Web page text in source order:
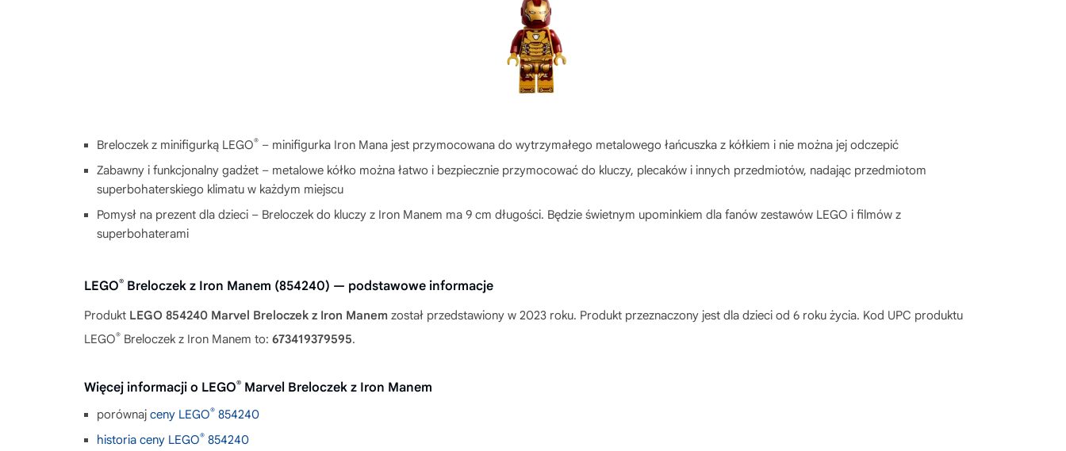
Breloczek z minifigurką LEGO® – minifigurka Iron Mana jest przymocowana do wytrzymałego metalowego łańcuszka z kółkiem i nie można jej odczepić
Zabawny i funkcjonalny gadżet – metalowe kółko można łatwo i bezpiecznie przymocować do kluczy, plecaków i innych przedmiotów, nadając przedmiotom
superbohaterskiego klimatu w każdym miejscu
Pomysł na prezent dla dzieci – Breloczek do kluczy z Iron Manem ma 9 cm długości. Będzie świetnym upominkiem dla fanów zestawów LEGO i filmów z
superbohaterami
LEGO® Breloczek z Iron Manem (854240) — podstawowe informacje
Produkt LEGO 854240 Marvel Breloczek z Iron Manem został przedstawiony w 2023 roku. Produkt przeznaczony jest dla dzieci od 6 roku życia. Kod UPC produktu
LEGO® Breloczek z Iron Manem to: 673419379595.
Więcej informacji o LEGO® Marvel Breloczek z Iron Manem
porównaj ceny LEGO® 854240
historia ceny LEGO® 854240